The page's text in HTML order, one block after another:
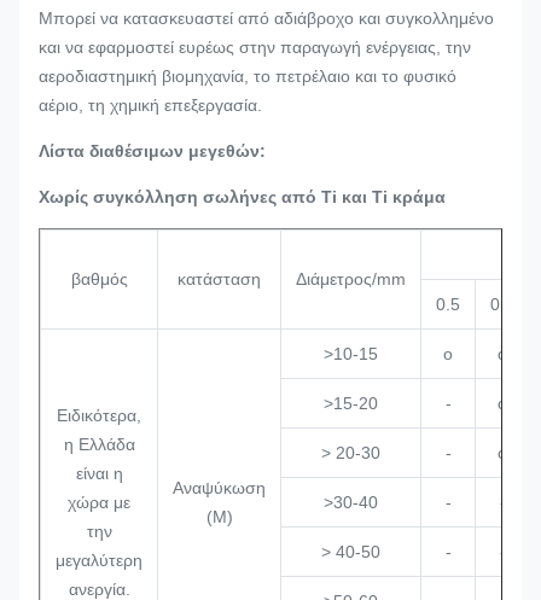
Μπορεί να κατασκευαστεί από αδιάβροχο και συγκολλημένο
και να εφαρμοστεί ευρέως στην παραγωγή ενέργειας, την
αεροδιαστημική βιομηχανία, το πετρέλαιο και το φυσικό
αέριο, τη χημική επεξεργασία.
Λίστα διαθέσιμων μεγεθών:
Χωρίς συγκόλληση σωλήνες από Ti και Ti κράμα
βαθμός κατάσταση
Διάμετρος/mm
0.5
0.6
Ειδικότερα,
η Ελλάδα
είναι η
χώρα με
την
μεγαλύτερη
ανεργία.
Αναψύκωση
(M)
>10-15 o o
>15-20 - o
> 20-30 - o
>30-40 - -
> 40-50 - -